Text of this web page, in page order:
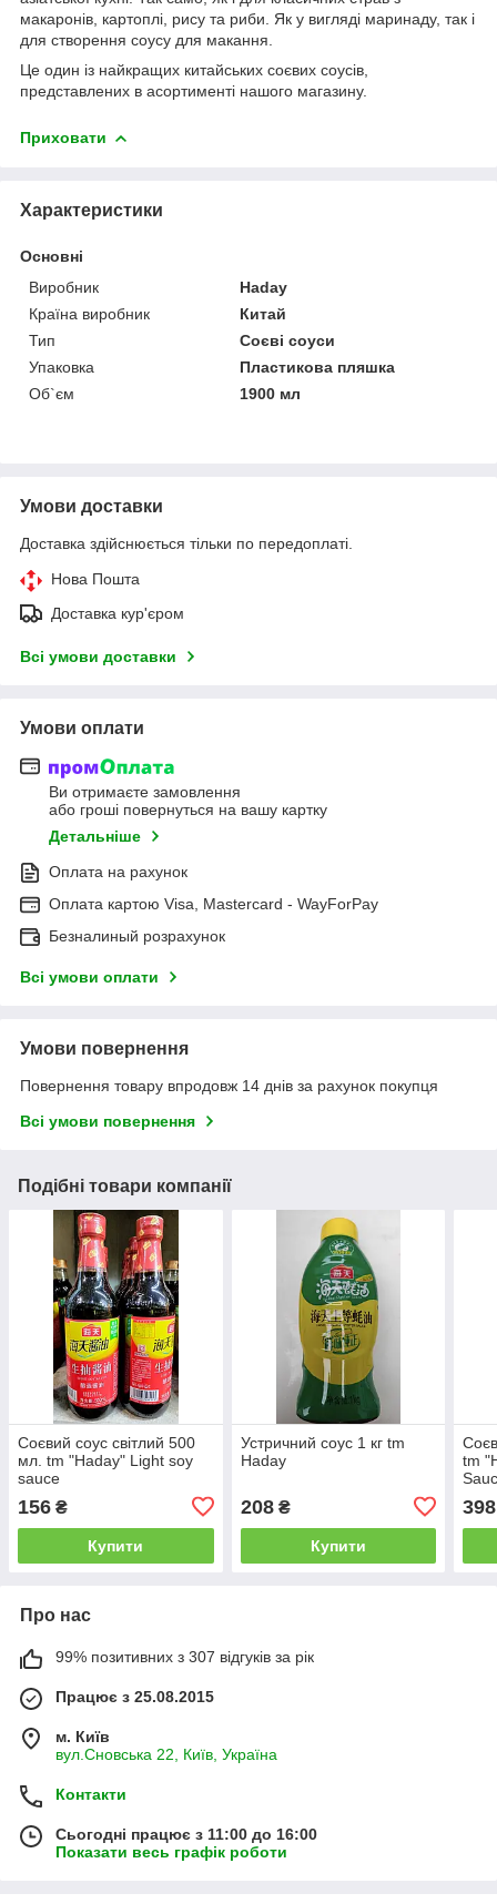
макаронів, картоплі, рису та риби. Як у вигляді маринаду, так і
для створення соусу для макання.
Це один із найкращих китайських соєвих соусів,
представлених в асортименті нашого магазину.
Приховати
Характеристики
Основні
Виробник
Haday
Країна виробник
Китай
Тип
Соєві соуси
Упаковка
Пластикова пляшка
Об`єм
1900 мл
Умови доставки
Доставка здійснюється тільки по передоплаті.
Нова Пошта
Доставка кур'єром
Всі умови доставки
Умови оплати
Ви отримаєте замовлення
або гроші повернуться на вашу картку
Детальніше
Оплата на рахунок
Оплата картою Visa, Mastercard - WayForPay
Безналиный розрахунок
Всі умови оплати
Умови повернення
Повернення товару впродовж 14 днів за рахунок покупця
Всі умови повернення
Подібні товари компанії
Соєвий соус світлий 500
мл. tm "Haday" Light soy
sauce
156 ₴
Купити
Устричний соус 1 кг tm
Haday
208₴
Купити
tm
398
Про нас
99% позитивних з 307 відгуків за рік
Працює з 25.08.2015
м. Київ
вул.Сновська 22, Київ, Україна
Контакти
Сьогодні працює з 11:00 до 16:00
Показати весь графік роботи